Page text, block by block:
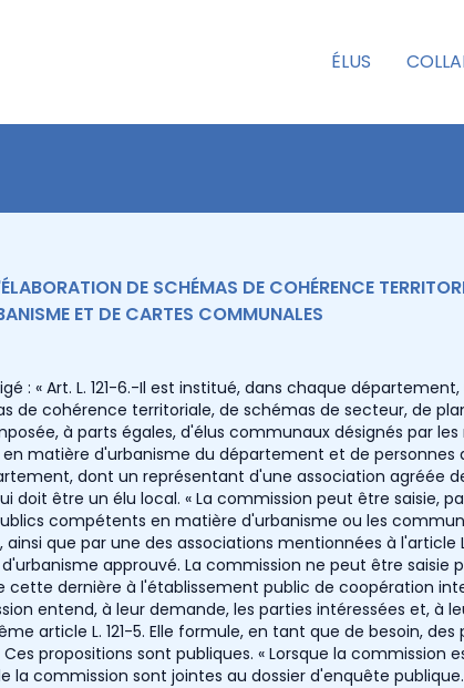
ÉLUS
DE SCHÉMAS DE COHÉRENCE
ET DE CARTES COMMUNALES
: « Art. L. 121-6.-Il est institué, dans chaque
de cohérence territoriale, de schémas de secteur, de
à parts égales, d'élus communaux désignés par les
matière d'urbanisme du département et de personnes
dont un représentant d'une association agréée
doit être un élu local. « La commission peut être saisie,
compétents en matière d'urbanisme ou les
que par une des associations mentionnées à l'article
approuvé. La commission ne peut être saisie
dernière à l'établissement public de coopération
entend, à leur demande, les parties intéressées et, à
article L. 121-5. Elle formule, en tant que de besoin, des
propositions sont publiques. « Lorsque la commission
commission sont jointes au dossier d'enquête